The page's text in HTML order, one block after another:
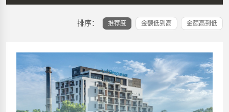
排序： 推荐度 金额低到高 金额高到低